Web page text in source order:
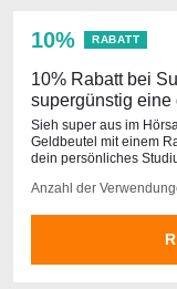
10% RABATT
10% Rabatt bei
supergünstig eine
Sieh super aus im
Geldbeutel mit einem
dein persönliches
Anzahl der